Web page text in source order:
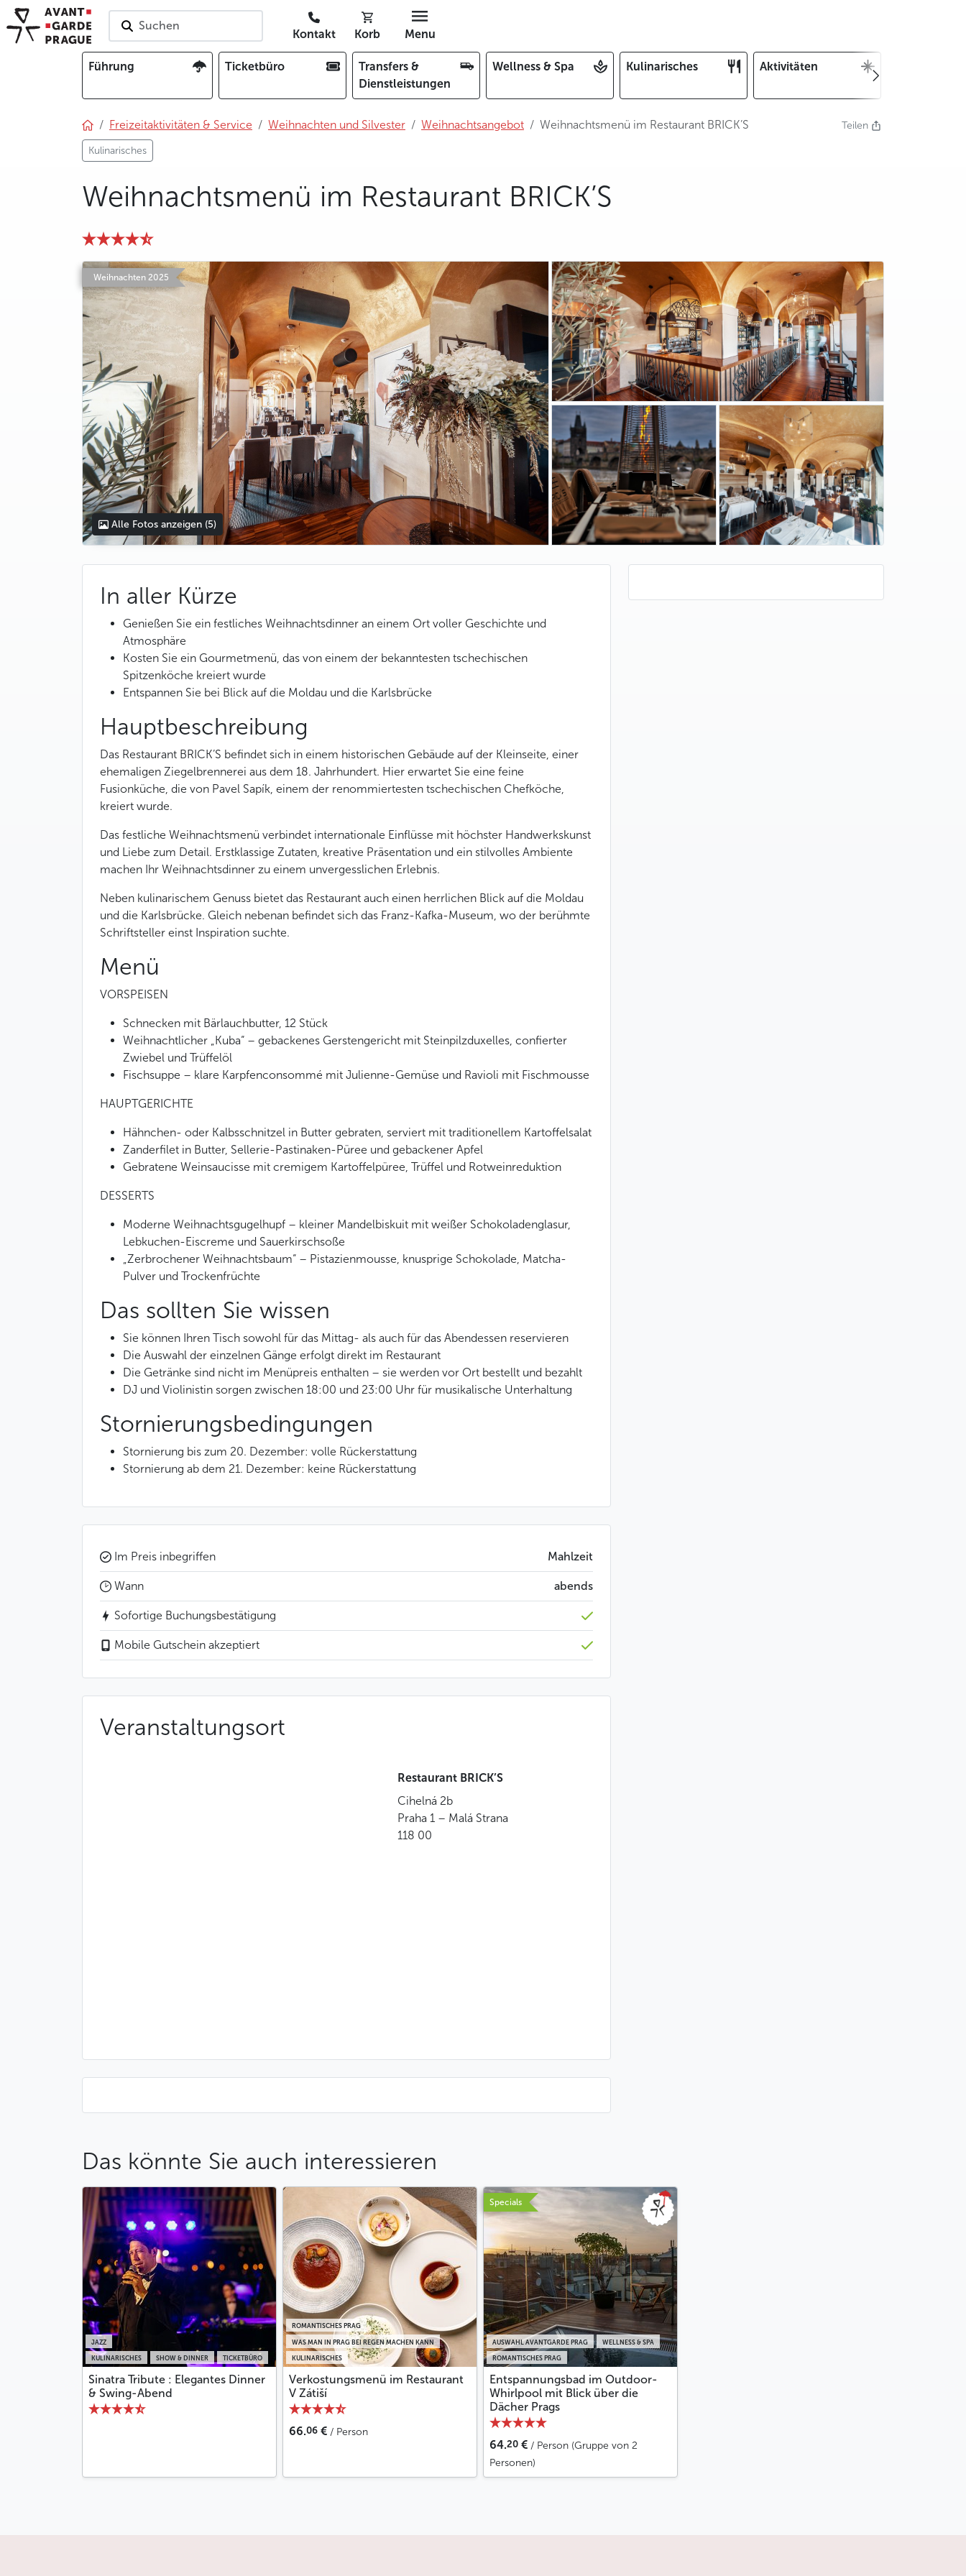
Suchen
Kontakt Korb Menu
Führung Ticketbüro
Transfers &
Dienstleistungen
Wellness & Spa Kulinarisches Aktivitäten
Freizeitaktivitäten & Service Weihnachten und Silvester Weihnachtsangebot Weihnachtsmenü im Restaurant BRICK’S
Kulinarisches
Teilen
Weihnachtsmenü im Restaurant BRICK’S
Weihnachten 2025
photo 5
Alle Fotos anzeigen (5)
In aller Kürze
Genießen Sie ein festliches Weihnachtsdinner an einem Ort voller Geschichte und
Atmosphäre
Kosten Sie ein Gourmetmenü, das von einem der bekanntesten tschechischen
Spitzenköche kreiert wurde
Entspannen Sie bei Blick auf die Moldau und die Karlsbrücke
Hauptbeschreibung
Das Restaurant BRICK’S befindet sich in einem historischen Gebäude auf der Kleinseite, einer
ehemaligen Ziegelbrennerei aus dem 18. Jahrhundert. Hier erwartet Sie eine feine
Fusionküche, die von Pavel Sapík, einem der renommiertesten tschechischen Chefköche,
kreiert wurde.
Das festliche Weihnachtsmenü verbindet internationale Einflüsse mit höchster Handwerkskunst
und Liebe zum Detail. Erstklassige Zutaten, kreative Präsentation und ein stilvolles Ambiente
machen Ihr Weihnachtsdinner zu einem unvergesslichen Erlebnis.
Neben kulinarischem Genuss bietet das Restaurant auch einen herrlichen Blick auf die Moldau
und die Karlsbrücke. Gleich nebenan befindet sich das Franz-Kafka-Museum, wo der berühmte
Schriftsteller einst Inspiration suchte.
Menü
VORSPEISEN
Schnecken mit Bärlauchbutter, 12 Stück
Weihnachtlicher „Kuba“ – gebackenes Gerstengericht mit Steinpilzduxelles, confierter
Zwiebel und Trüffelöl
Fischsuppe – klare Karpfenconsommé mit Julienne-Gemüse und Ravioli mit Fischmousse
HAUPTGERICHTE
Hähnchen- oder Kalbsschnitzel in Butter gebraten, serviert mit traditionellem Kartoffelsalat
Zanderfilet in Butter, Sellerie-Pastinaken-Püree und gebackener Apfel
Gebratene Weinsau­cisse mit cremigem Kartoffelpüree, Trüffel und Rotweinreduktion
DESSERTS
Moderne Weihnachtsgugelhupf – kleiner Mandelbiskuit mit weißer Schokoladenglasur,
Lebkuchen-Eiscreme und Sauerkirschsoße
„Zerbrochener Weihnachtsbaum“ – Pistazienmousse, knusprige Schokolade, Matcha-
Pulver und Trockenfrüchte
Das sollten Sie wissen
Sie können Ihren Tisch sowohl für das Mittag- als auch für das Abendessen reservieren
Die Auswahl der einzelnen Gänge erfolgt direkt im Restaurant
Die Getränke sind nicht im Menüpreis enthalten – sie werden vor Ort bestellt und bezahlt
DJ und Violinistin sorgen zwischen 18:00 und 23:00 Uhr für musikalische Unterhaltung
Stornierungsbedingungen
Stornierung bis zum 20. Dezember: volle Rückerstattung
Stornierung ab dem 21. Dezember: keine Rückerstattung
Im Preis inbegriffen Mahlzeit
Wann abends
Sofortige Buchungsbestätigung
Mobile Gutschein akzeptiert
Veranstaltungsort
Restaurant BRICK’S
Cihelná 2b
Praha 1 – Malá Strana
118 00
Das könnte Sie auch interessieren
KULINARISCHES SHOW & DINNER TICKETBÜRO
JAZZ
Sinatra Tribute : Elegantes Dinner
& Swing-Abend
KULINARISCHES
WAS MAN IN PRAG BEI REGEN MACHEN KANN
ROMANTISCHES PRAG
Verkostungsmenü im Restaurant
V Zátiší
66.06 € / Person
Specials
ROMANTISCHES PRAG
AUSWAHL AVANTGARDE PRAG WELLNESS & SPA
Entspannungsbad im Outdoor-
Whirlpool mit Blick über die
Dächer Prags
64.20 € / Person (Gruppe von 2
Personen)